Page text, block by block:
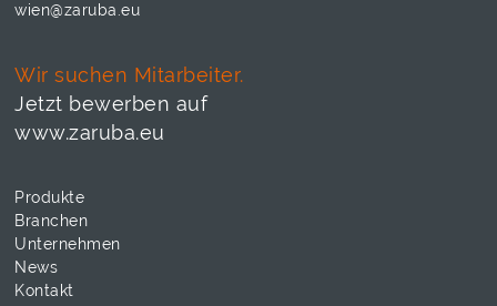
wien@zaruba.eu
Wir suchen Mitarbeiter.
Jetzt bewerben auf
www.zaruba.eu
Produkte
Branchen
Unternehmen
News
Kontakt